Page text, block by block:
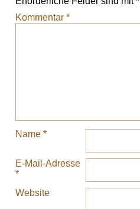
Kommentar*
Name*
E-Mail-Adresse
*
Website